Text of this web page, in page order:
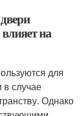
на
для
в случае
Однако